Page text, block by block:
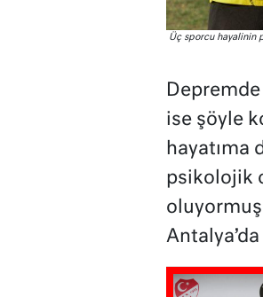
Üç sporcu hayalinin
ise şöyle
hayatıma
psikolojik